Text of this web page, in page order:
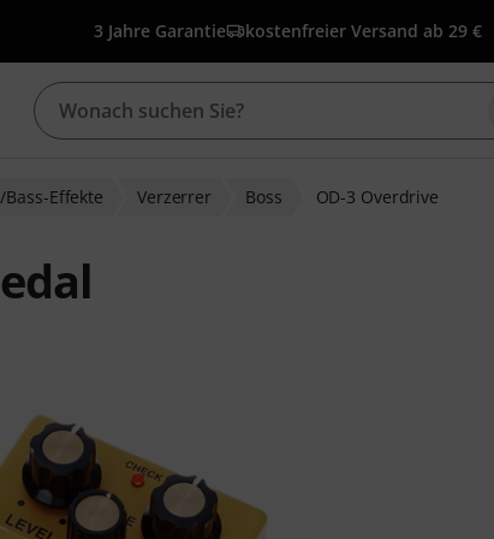
3 Jahre Garantie kostenfreier Versand ab 29 €
Effekte Verzerrer Boss OD-3 Overdrive